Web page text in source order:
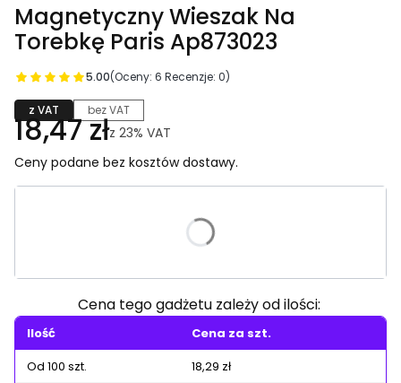
Magnetyczny Wieszak Na
Torebkę Paris Ap873023
5.00(Oceny: 6 Recenzje: 0)
z VAT bez VAT
18,47 złz 23% VAT
Ceny podane bez kosztów dostawy.
Poszczególne warianty mogą różnić się ceną
Cena tego gadżetu zależy od ilości:
Ilość
Cena za szt.
Od 100 szt.
18,29 zł